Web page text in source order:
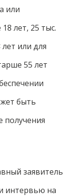
или
лет, 25 тыс.
или для
55 лет
быть
получения
заявитель
интервью на